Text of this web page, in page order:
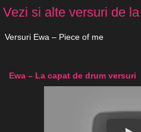
Vezi si alte versuri de
Versuri Ewa – Piece of me
Ewa – La capat de drum versuri